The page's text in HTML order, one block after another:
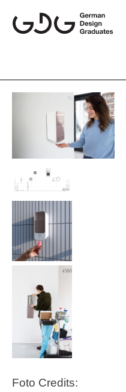
content
Foto Credits: